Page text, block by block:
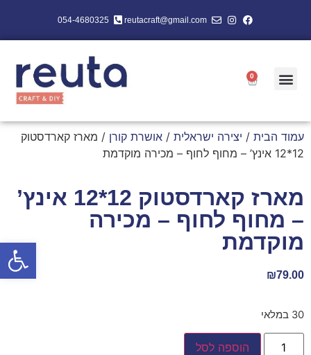
פתח
reutacraft@gmail.com
054-4680325
0
עמוד הבית / יצירה ישראלית / אושרת קורן / מארז קארדסטוק
12*12 אינץ’ – מחוף לחוף – מכירה מוקדמת
מארז קארדסטוק 12*12 אינץ’
– מחוף לחוף – מכירה
מוקדמת
₪79.00
30 במלאי
הוספה לסל